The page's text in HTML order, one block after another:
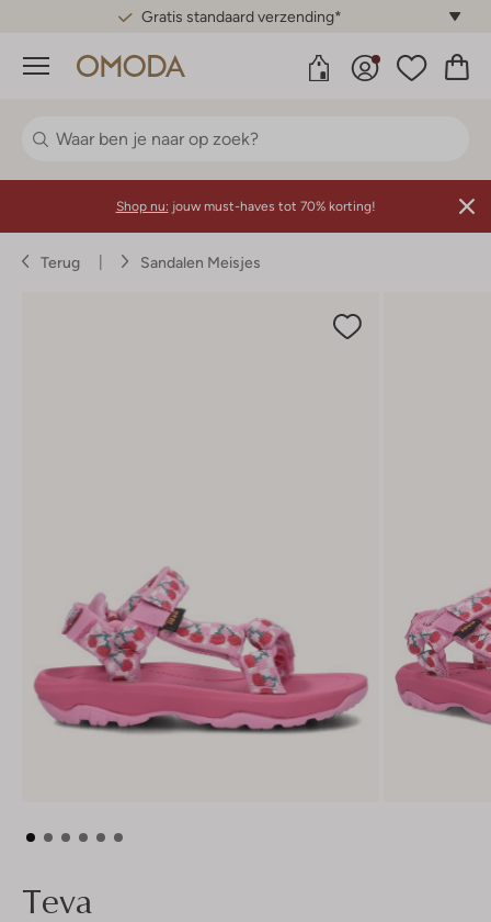
Gratis standaard verzending*
Menu
Shop nu: jouw must-haves tot 70% korting!
Terug Sandalen Meisjes
Teva